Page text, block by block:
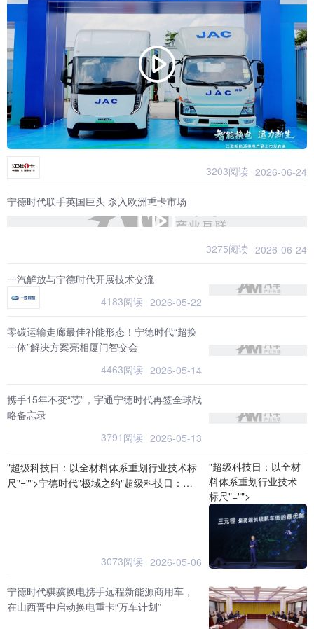
3203阅读 2026-06-24
宁德时代联手英国巨头 杀入欧洲重卡市场
3275阅读 2026-06-24
一汽解放与宁德时代开展技术交流
4183阅读 2026-05-22
零碳运输走廊最佳补能形态！宁德时代“超换
一体”解决方案亮相厦门智交会
4463阅读 2026-05-14
携手15年不变“芯”，宇通宁德时代再签全球战
略备忘录
3791阅读 2026-05-13
"超级科技日：以全材料体系重划行业技术标
尺"="">宁德时代"极域之约"超级科技日：以
3073阅读 2026-05-06
"超级科技日：以全材
料体系重划行业技术
标尺"="">
宁德时代骐骥换电携手远程新能源商用车，
在山西晋中启动换电重卡“万车计划”